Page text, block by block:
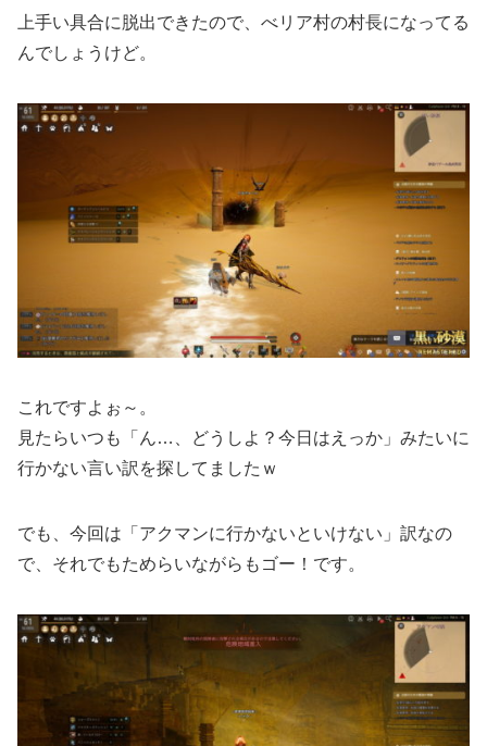
上手い具合に脱出できたので、べリア村の村長になってる
んでしょうけど。
これですよぉ～。
見たらいつも「ん…、どうしよ？今日はえっか」みたいに
行かない言い訳を探してましたｗ
でも、今回は「アクマンに行かないといけない」訳なの
で、それでもためらいながらもゴー！です。